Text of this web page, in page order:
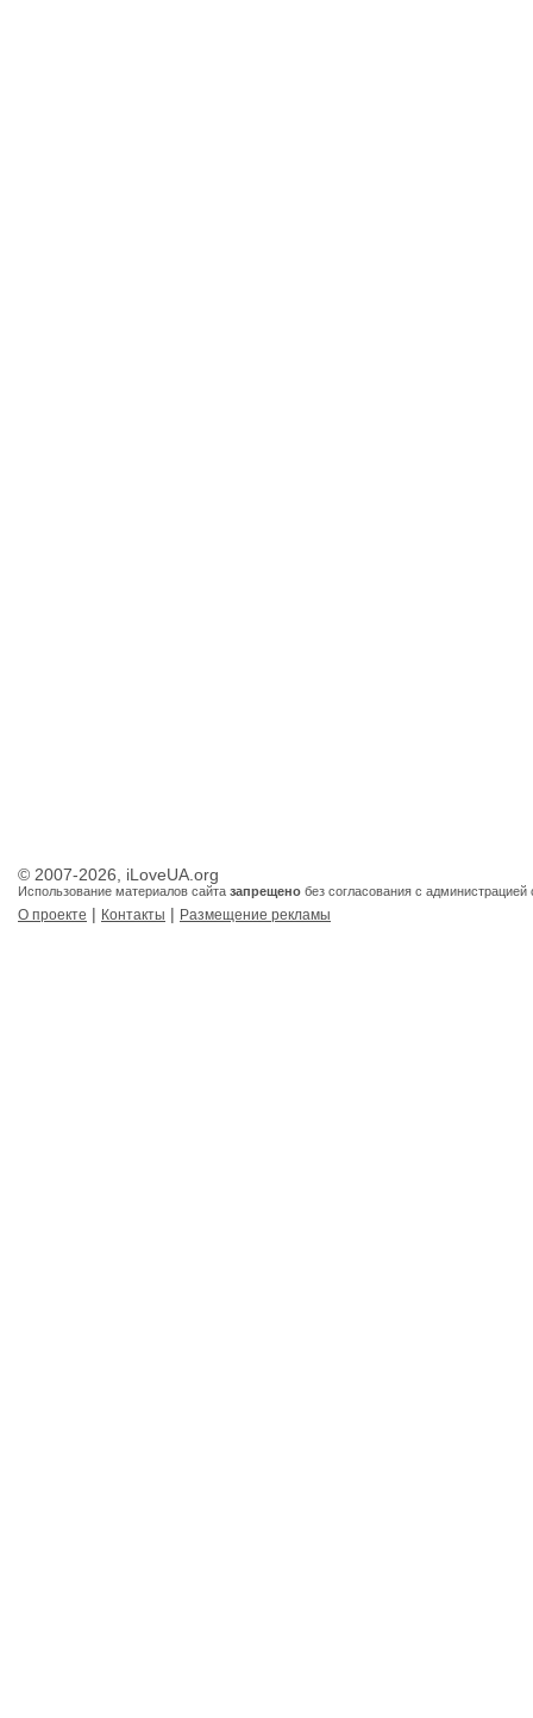
© 2007-2026, iLoveUA.org
Использование материалов сайта запрещено без согласования с администрацией
О проекте | Контакты | Размещение рекламы